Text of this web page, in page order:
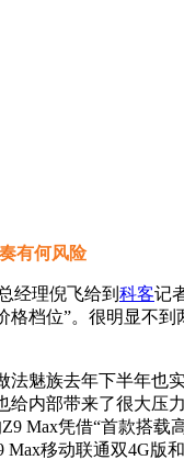
有何风险
理倪飞给到 科客记
格档位”。很明显不
族去年下半年也实
给内部带来了很大压
Max凭借“首款搭载
Max移动联通双4G版